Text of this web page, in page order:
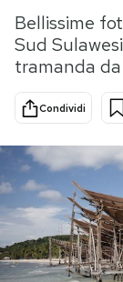
Politica
Tecnologia
Scienza
Economia
Sport
PODCAST
Bellissime
Sud
tramanda
Condividi